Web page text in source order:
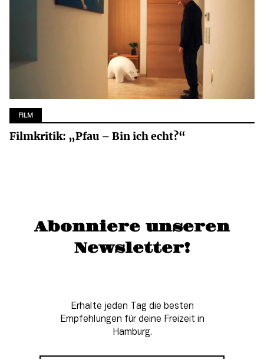
FILM
Filmkritik: „Pfau – Bin ich echt?“
Abonniere unseren
Newsletter!
Erhalte jeden Tag die besten
Empfehlungen für deine Freizeit in
Hamburg.